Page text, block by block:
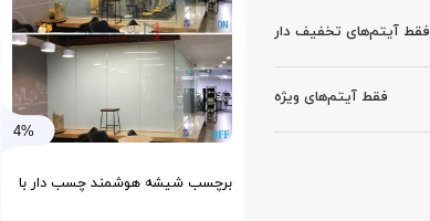
فقط آیتم‌های تخفیف دار
فقط آیتم‌های ویژه
4%
برچسب شیشه هوشمند چسب دار با